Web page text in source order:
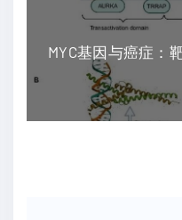
MYC基因与癌症：